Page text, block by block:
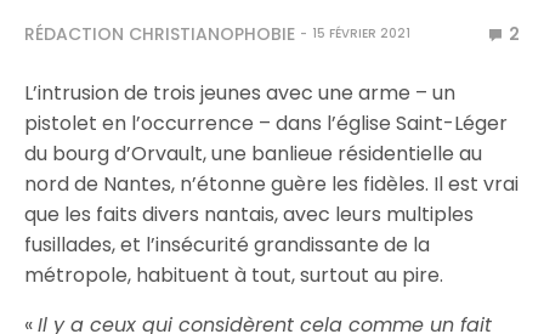
RÉDACTION CHRISTIANOPHOBIE 15 FÉVRIER 2021 2
L’intrusion de trois jeunes avec une arme – un
pistolet en l’occurrence – dans l’église Saint-Léger
du bourg d’Orvault, une banlieue résidentielle au
nord de Nantes, n’étonne guère les fidèles. Il est vrai
que les faits divers nantais, avec leurs multiples
fusillades, et l’insécurité grandissante de la
métropole, habituent à tout, surtout au pire.
«Il y a ceux qui considèrent cela comme un fait